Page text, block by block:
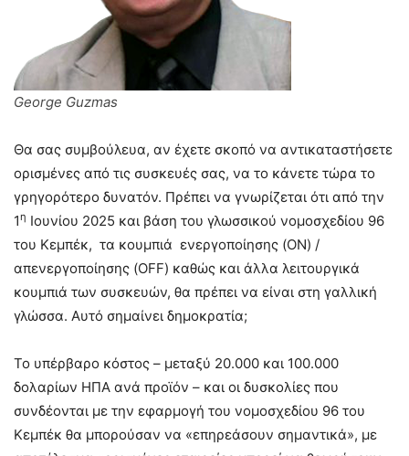
George Guzmas
Θα σας συμβούλευα, αν έχετε σκοπό να αντικαταστήσετε
ορισμένες από τις συσκευές σας, να το κάνετε τώρα το
γρηγορότερο δυνατόν. Πρέπει να γνωρίζεται ότι από την
1η Ιουνίου 2025 και βάση του γλωσσικού νομοσχεδίου 96
του Κεμπέκ, τα κουμπιά ενεργοποίησης (ON) /
απενεργοποίησης (OFF) καθώς και άλλα λειτουργικά
κουμπιά των συσκευών, θα πρέπει να είναι στη γαλλική
γλώσσα. Αυτό σημαίνει δημοκρατία;
Το υπέρβαρο κόστος – μεταξύ 20.000 και 100.000
δολαρίων ΗΠΑ ανά προϊόν – και οι δυσκολίες που
συνδέονται με την εφαρμογή του νομοσχεδίου 96 του
Κεμπέκ θα μπορούσαν να «επηρεάσουν σημαντικά», με